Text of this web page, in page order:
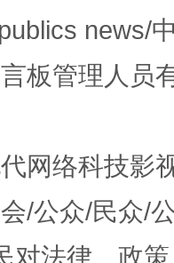
news/
板管理人员
网络科技影
/公众/民众/
对法律、政